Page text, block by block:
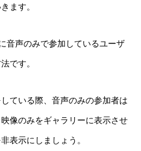
ます。
音声のみで参加しているユーザ
です。
ている際、音声のみの参加者は
像のみをギャラリーに表示させ
表示にしましょう。